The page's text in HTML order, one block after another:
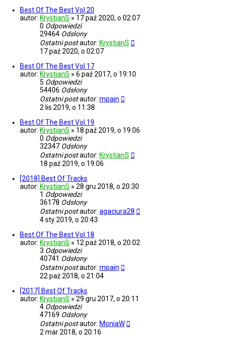
Best Of The Best Vol.20
autor: KrystianS » 17 paź 2020, o 02:07
0 Odpowiedzi
29464 Odsłony
Ostatni postautor: KrystianS
17 paź 2020, o 02:07
Best Of The Best Vol.17
autor: KrystianS » 6 paź 2017, o 19:10
5 Odpowiedzi
54406 Odsłony
Ostatni postautor: mpain
2 lis 2019, o 11:38
Best Of The Best Vol.19
autor: KrystianS » 18 paź 2019, o 19:06
0 Odpowiedzi
32347 Odsłony
Ostatni postautor: KrystianS
18 paź 2019, o 19:06
[2018] Best Of Tracks
autor: KrystianS » 28 gru 2018, o 20:30
1 Odpowiedzi
36178 Odsłony
Ostatni postautor: agaciura28
4 sty 2019, o 20:43
Best Of The Best Vol.18
autor: KrystianS » 12 paź 2018, o 20:02
3 Odpowiedzi
40741 Odsłony
Ostatni postautor: mpain
22 paź 2018, o 21:04
[2017] Best Of Tracks
autor: KrystianS » 29 gru 2017, o 20:11
4 Odpowiedzi
47169 Odsłony
Ostatni postautor: MoniaW
2 mar 2018, o 20:16